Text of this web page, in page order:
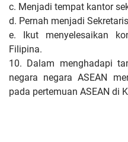
c. Menjadi tempat kantor
d. Pernah menjadi
e. Ikut menyelesaikan
Filipina.
10. Dalam menghadapi
negara negara ASEAN
pada pertemuan ASEAN di